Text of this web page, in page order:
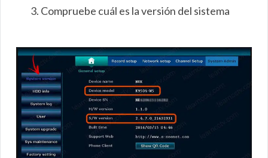
Compruebe cuál es la versión del sistema